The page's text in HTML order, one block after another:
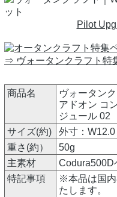
Pilot
⇒ ヴォータンクラフト特
商品名
ヴォータン
アドオン コ
ジュール 02
サイズ(約)
外寸：
重さ(約）
50g
主素材
Codura500D
特記事項
※本品は国内
たします。